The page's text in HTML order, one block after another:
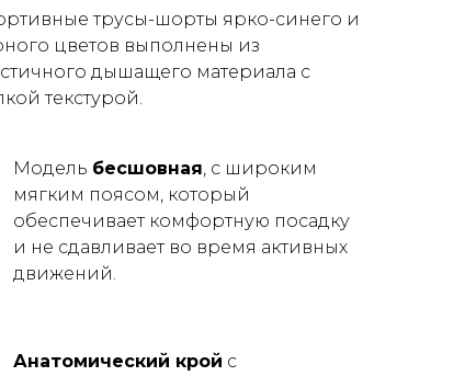
трусы-шорты ярко-синего и
цветов выполнены из
дышащего материала с
текстурой.
Модель бесшовная, с широким
мягким поясом, который
обеспечивает комфортную посадку
и не сдавливает во время активных
движений.
Анатомический крой с